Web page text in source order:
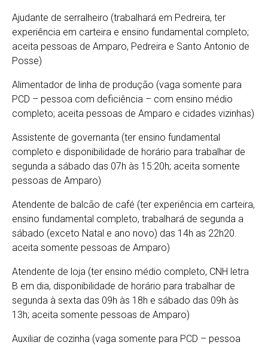
Ajudante de serralheiro (trabalhará em Pedreira, ter
experiência em carteira e ensino fundamental completo;
aceita pessoas de Amparo, Pedreira e Santo Antonio de
Posse)
Alimentador de linha de produção (vaga somente para
PCD – pessoa com deficiência – com ensino médio
completo; aceita pessoas de Amparo e cidades vizinhas)
Assistente de governanta (ter ensino fundamental
completo e disponibilidade de horário para trabalhar de
segunda a sábado das 07h às 15:20h; aceita somente
pessoas de Amparo)
Atendente de balcão de café (ter experiência em carteira,
ensino fundamental completo, trabalhará de segunda a
sábado (exceto Natal e ano novo) das 14h as 22h20.
aceita somente pessoas de Amparo)
Atendente de loja (ter ensino médio completo, CNH letra
B em dia, disponibilidade de horário para trabalhar de
segunda à sexta das 09h às 18h e sábado das 09h às
13h; aceita somente pessoas de Amparo)
Auxiliar de cozinha (vaga somente para PCD – pessoa